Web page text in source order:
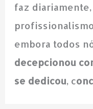
faz
embora todos
decepcionou
se dedicou, c